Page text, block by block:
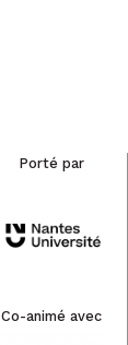
Porté par
Co-animé avec